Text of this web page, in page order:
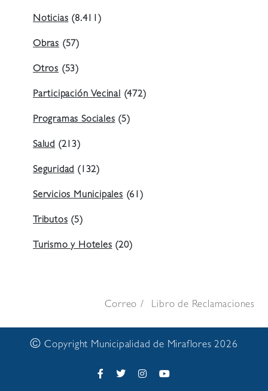
Noticias(8.411)
Obras (57)
Otros (53)
Participación Vecinal(472)
Programas Sociales(5)
Salud (213)
Seguridad(132)
Servicios Municipales(61)
Tributos(5)
Turismo y Hoteles(20)
Correo Libro de Reclamaciones
© Copyright Municipalidad de Miraflores 2026